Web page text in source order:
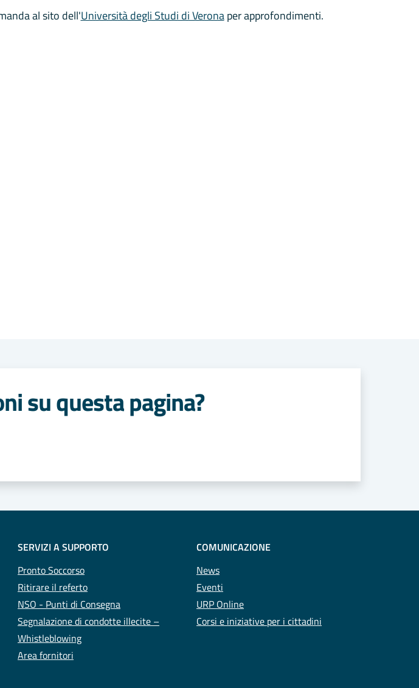
al sito dell'Università degli Studi di Veronaper approfondimenti.
su questa pagina?
SERVIZI A SUPPORTO
Pronto Soccorso
Ritirare il referto
NSO - Punti di Consegna
Segnalazione di condotte illecite –
Whistleblowing
Area fornitori
COMUNICAZIONE
News
Eventi
URP Online
Corsi e iniziative per i cittadini